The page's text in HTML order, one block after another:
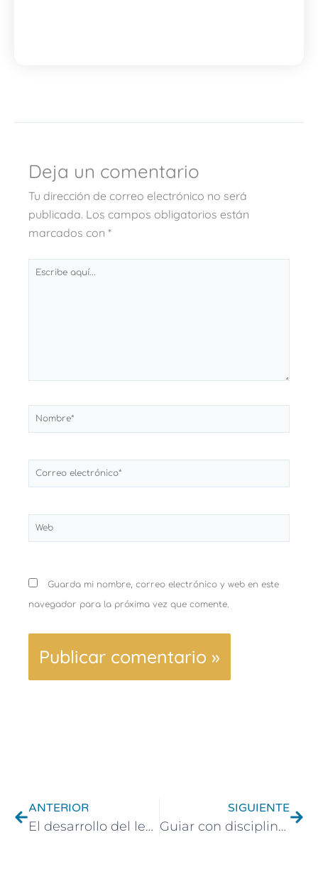
Deja un comentario
Tu dirección de correo electrónico no será
publicada. Los campos obligatorios están
marcados con *
Escribe
Nombre*
Correo
electrónico*
Web
Guarda mi nombre, correo electrónico y web en este
navegador para la próxima vez que comente.
ANTERIOR
El desarrollo del lenguaje y primeras palabras
SIGUIENTE
Guiar con disciplina positiva niños que pegan